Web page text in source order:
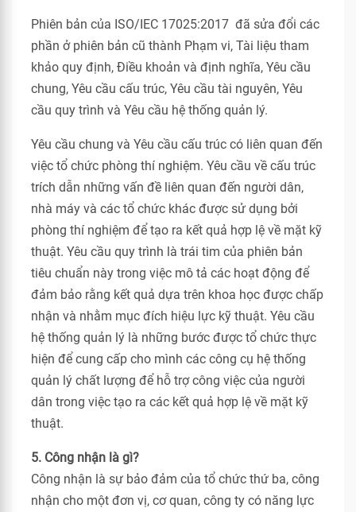
Phiên bản của ISO/IEC 17025:2017 đã sửa đổi các
phần ở phiên bản cũ thành Phạm vi, Tài liệu tham
khảo quy định, Điều khoản và định nghĩa, Yêu cầu
chung, Yêu cầu cấu trúc, Yêu cầu tài nguyên, Yêu
cầu quy trình và Yêu cầu hệ thống quản lý.
Yêu cầu chung và Yêu cầu cấu trúc có liên quan đến
việc tổ chức phòng thí nghiệm. Yêu cầu về cấu trúc
trích dẫn những vấn đề liên quan đến người dân,
nhà máy và các tổ chức khác được sử dụng bởi
phòng thí nghiệm để tạo ra kết quả hợp lệ về mặt kỹ
thuật. Yêu cầu quy trình là trái tim của phiên bản
tiêu chuẩn này trong việc mô tả các hoạt động để
đảm bảo rằng kết quả dựa trên khoa học được chấp
nhận và nhằm mục đích hiệu lực kỹ thuật. Yêu cầu
hệ thống quản lý là những bước được tổ chức thực
hiện để cung cấp cho mình các công cụ hệ thống
quản lý chất lượng để hỗ trợ công việc của người
dân trong việc tạo ra các kết quả hợp lệ về mặt kỹ
thuật.
5. Công nhận là gì?
Công nhận là sự bảo đảm của tổ chức thứ ba, công
nhận cho một đơn vị, cơ quan, công ty có năng lực